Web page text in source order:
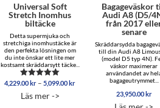
Universal Soft
Stretch Inomhus
biltäcke
Detta supermjuka och
stretchiga inomhustäcke är
den perfekta lösningen om
du inte önskar ett lite mer
kostsamt skräddarsytt täcke...
Betygsatt
av 5
4,229.00kr – 5,099.00krPrisintervall:
Läs mer ->
Bagageväskor
Audi A8 (D5/
från 2017
senare
Skräddarsydda
till din Audi A8
(model D5 typ 4N).
väskor maximerar
användandet av
bagageutrymmet...
23,950.00kr